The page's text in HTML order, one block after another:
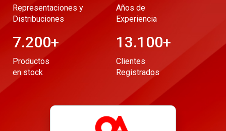
Representaciones y
Distribuciones
Años de
Experiencia
7.200+
Productos
en stock
13.100+
Clientes
Registrados